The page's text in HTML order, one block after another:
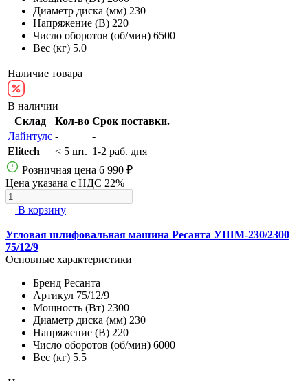
Диаметр диска (мм) 230
Напряжение (В) 220
Число оборотов (об/мин) 6500
Вес (кг) 5.0
Наличие товара
В наличии
Склад
Кол-во Срок поставки.
Лайнтулс -
-
Elitech
< 5 шт. 1-2 раб. дня
Розничная цена 6 990 ₽
Цена указана с НДС 22%
В корзину
Угловая шлифовальная машина Ресанта УШМ-230/2300
75/12/9
Основные характеристики
Бренд Ресанта
Артикул 75/12/9
Мощность (Вт) 2300
Диаметр диска (мм) 230
Напряжение (В) 220
Число оборотов (об/мин) 6000
Вес (кг) 5.5